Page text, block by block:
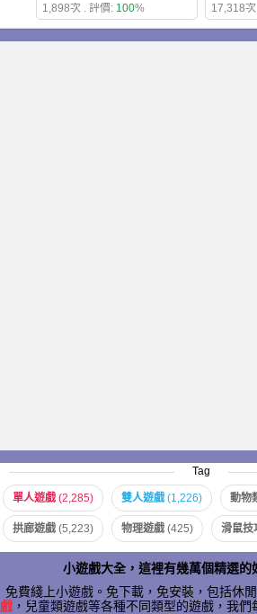
1,898次 . 評價: 100% 17,318
Tag
單人遊戲 (2,285) 雙人遊戲 (1,226) 動物
拱廊遊戲 (5,223) 物理遊戲 (425) 滑鼠技
小遊戲大全，這裡有幾萬個精選的
免費綫上小遊戲。免下載，免安裝，包括休
戲 ，兒童類遊戲等各種不同類型的遊戲，我